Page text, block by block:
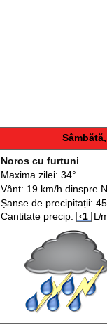
Noros cu furtuni
Maxima zilei: 34°
Vânt: 19 km/h dinspre
Șanse de precipitații:
Cantitate precip:
‹1 L/